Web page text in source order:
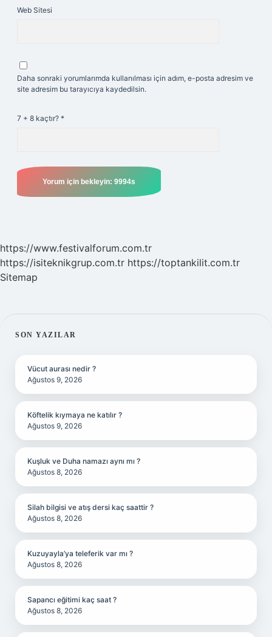
Web Sitesi
Daha sonraki yorumlarımda kullanılması için adım, e-posta adresim ve
site adresim bu tarayıcıya kaydedilsin.
7 + 8 kaçtır? *
https://www.festivalforum.com.tr
https://isiteknikgrup.com.tr https://toptankilit.com.tr
Sitemap
SIDEBAR
SON YAZILAR
Vücut aurası nedir ?
Ağustos 9, 2026
Köftelik kıymaya ne katılır ?
Ağustos 9, 2026
Kuşluk ve Duha namazı aynı mı ?
Ağustos 8, 2026
Silah bilgisi ve atış dersi kaç saattir ?
Ağustos 8, 2026
Kuzuyayla’ya teleferik var mı ?
Ağustos 8, 2026
Sapancı eğitimi kaç saat ?
Ağustos 8, 2026